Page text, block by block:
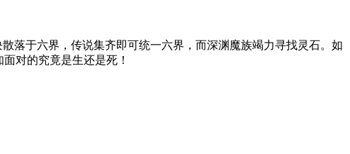
落于六界，传说集齐即可统一六界，而深渊魔族竭力寻找灵石。如
对的究竟是生还是死！